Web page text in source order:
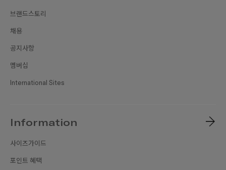
브랜드스토리
채용
공지사항
멤버십
International Sites
Information
사이즈가이드
포인트 혜택